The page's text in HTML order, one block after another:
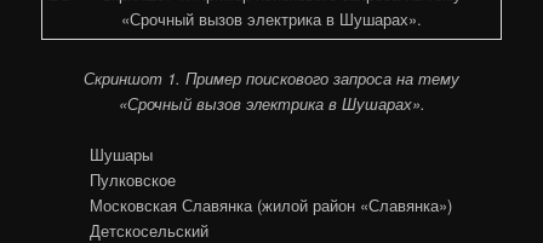
Скриншот 1. Пример поискового запроса на тему
«Срочный вызов электрика в Шушарах».
Шушары
Пулковское
Московская Славянка (жилой район «Славянка»)
Детскосельский